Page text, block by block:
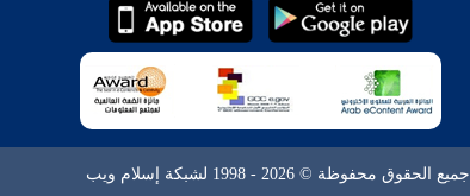
جميع الحقوق محفوظة © 2026 - 1998 لشبكة إسلام ويب